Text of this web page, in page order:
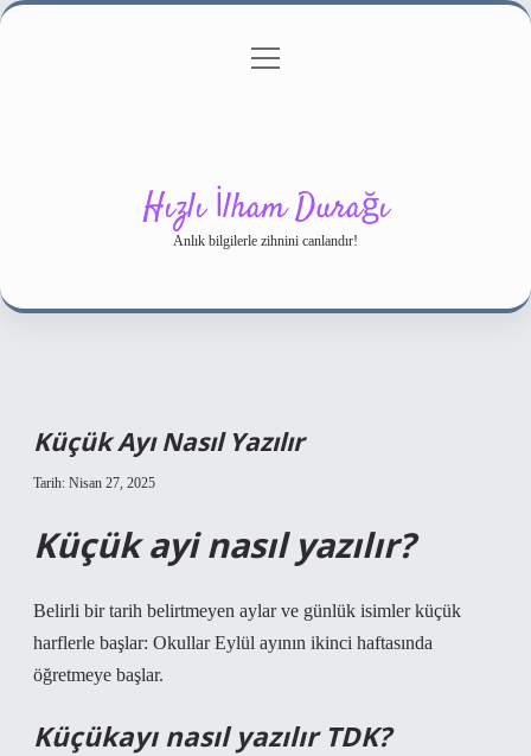
Gizlilik Politikası
menüyü
Hızlı İlham Durağı
Anlık bilgilerle zihnini canlandır!
Küçük Ayı Nasıl Yazılır
Tarih: Nisan 27, 2025
Küçük ayi nasıl yazılır?
Belirli bir tarih belirtmeyen aylar ve günlük isimler küçük
harflerle başlar: Okullar Eylül ayının ikinci haftasında
öğretmeye başlar.
Küçükayı nasıl yazılır TDK?